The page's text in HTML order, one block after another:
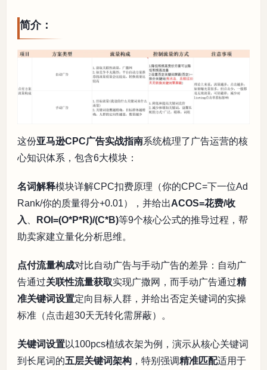
简介：
这份亚马逊CPC广告实战指南系统梳理了广告运营的核
心知识体系，包含6大模块：
名词解释模块详解CPC扣费原理（你的CPC=下一位Ad
Rank/你的质量得分+0.01），并给出ACOS=花费/收
入
ROI=(O*P*R)/(C*B)等9个核心公式的推导过程，帮
助卖家建立量化分析思维。
点付流量构成对比自动广告与手动广告的差异：自动广
告通过关联性流量获取实现广撒网，而手动广告通过精
准关键词设置定向目标人群，并给出否定关键词的实操
标准（点击超30天无转化需屏蔽）。
关键词设置以100pcs植绒衣架为例，演示从核心关键词
到长尾词的五层关键词架构 ，特别强调精准匹配适用于